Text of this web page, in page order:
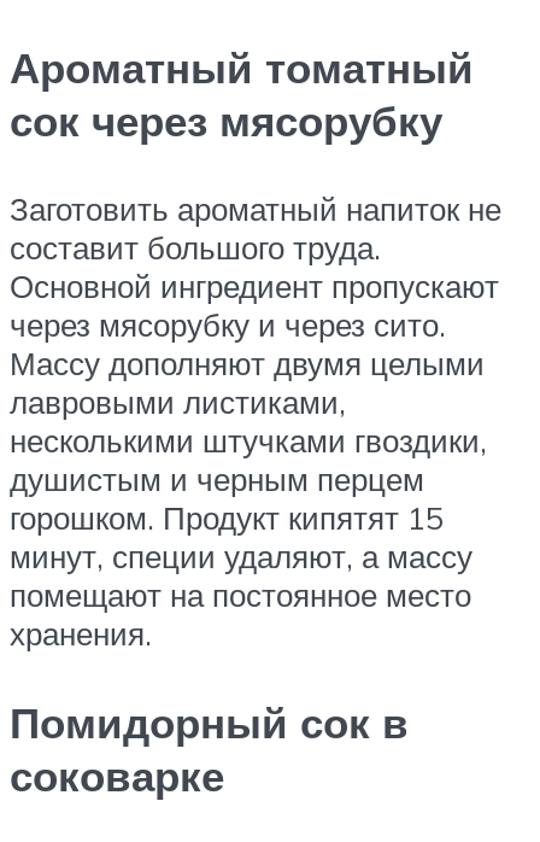
Ароматный томатный
сок через мясорубку
Заготовить ароматный напиток не
составит большого труда.
Основной ингредиент пропускают
через мясорубку и через сито.
Массу дополняют двумя целыми
лавровыми листиками,
несколькими штучками гвоздики,
душистым и черным перцем
горошком. Продукт кипятят 15
минут, специи удаляют, а массу
помещают на постоянное место
хранения.
Помидорный сок в
соковарке